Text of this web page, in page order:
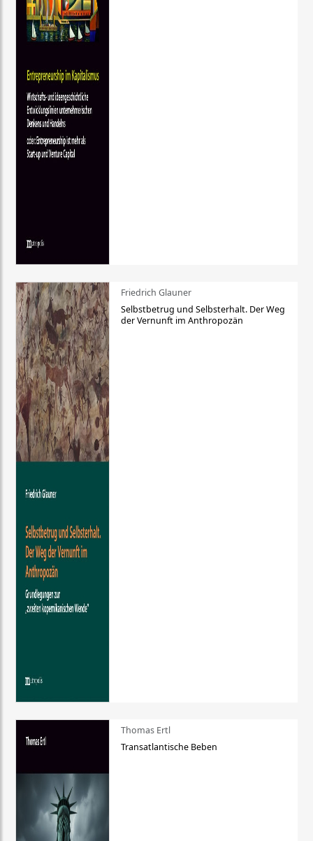
Friedrich Glauner
Selbstbetrug und Selbsterhalt. Der Weg
der Vernunft im Anthropozän
Thomas Ertl
Transatlantische Beben